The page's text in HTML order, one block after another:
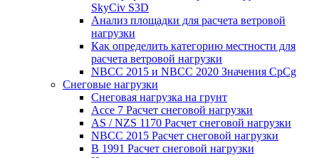
SkyCiv S3D
Анализ площадки для расчета ветровой
нагрузки
Как определить категорию местности для
расчета ветровой нагрузки
NBCC 2015 и NBCC 2020 Значения CpCg
Снеговые нагрузки
Снеговая нагрузка на грунт
Ассе 7 Расчет снеговой нагрузки
AS / NZS 1170 Расчет снеговой нагрузки
NBCC 2015 Расчет снеговой нагрузки
В 1991 Расчет снеговой нагрузки